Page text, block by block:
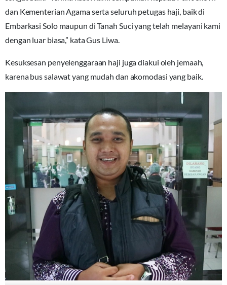
dan Kementerian Agama serta seluruh petugas haji, baik di
Embarkasi Solo maupun di Tanah Suci yang telah melayani kami
dengan luar biasa,” kata Gus Liwa.
Kesuksesan penyelenggaraan haji juga diakui oleh jemaah,
karena bus salawat yang mudah dan akomodasi yang baik.